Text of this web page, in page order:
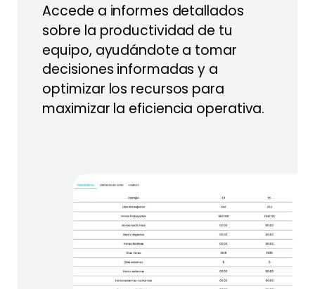
Accede a informes detallados
sobre la productividad de tu
equipo, ayudándote a tomar
decisiones informadas y a
optimizar los recursos para
maximizar la eficiencia operativa.